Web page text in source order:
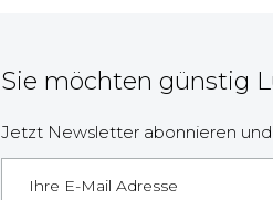
Sie möchten günstig
Jetzt Newsletter abonnieren